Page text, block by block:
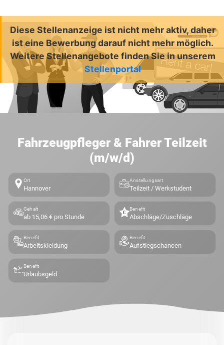
Diese Stellenanzeige ist nicht mehr aktiv, daher
ist eine Bewerbung darauf nicht mehr möglich.
Weitere Stellenangebote finden Sie in unserem
Stellenportal
Fahrzeugpfleger & Fahrer Teilzeit
(m/w/d)
Ort
Hannover
Anstellungsart
Teilzeit / Werkstudent
Gehalt
ab 15,06 € pro Stunde
Benefit
Abschläge/Zuschläge
Benefit
Arbeitskleidung
Benefit
Aufstiegschancen
Benefit
Urlaubsgeld